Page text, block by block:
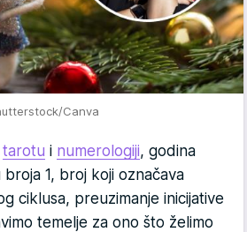
Canva
tarotu i numerologiji, godina
1, broj koji označava
ciklusa, preuzimanje inicijative
temelje za ono što želimo